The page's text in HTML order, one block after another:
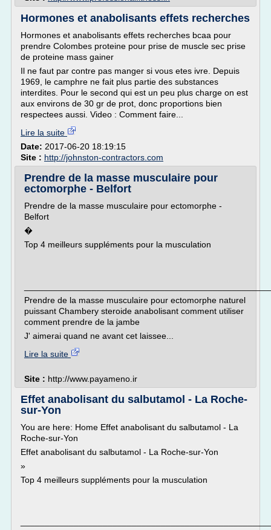
Hormones et anabolisants effets recherches
Hormones et anabolisants effets recherches bcaa pour
prendre Colombes proteine pour prise de muscle sec prise
de proteine mass gainer
Il ne faut par contre pas manger si vous etes ivre. Depuis
1969, le camphre ne fait plus partie des substances
interdites. Pour le second qui est un peu plus charge on est
aux environs de 30 gr de prot, donc proportions bien
respectees aussi. Video : Comment faire...
Lire la suite
Date: 2017-06-20 18:19:15
Site : http://johnston-contractors.com
Prendre de la masse musculaire pour
ectomorphe - Belfort
Prendre de la masse musculaire pour ectomorphe -
Belfort
�
Top 4 meilleurs suppléments pour la musculation
Prendre de la masse musculaire pour ectomorphe naturel
puissant Chambery steroide anabolisant comment utiliser
comment prendre de la jambe
J' aimerai quand ne avant cet laissee...
Lire la suite
Site : http://www.payameno.ir
Effet anabolisant du salbutamol - La Roche-
sur-Yon
You are here: Home Effet anabolisant du salbutamol - La
Roche-sur-Yon
Effet anabolisant du salbutamol - La Roche-sur-Yon
»
Top 4 meilleurs suppléments pour la musculation